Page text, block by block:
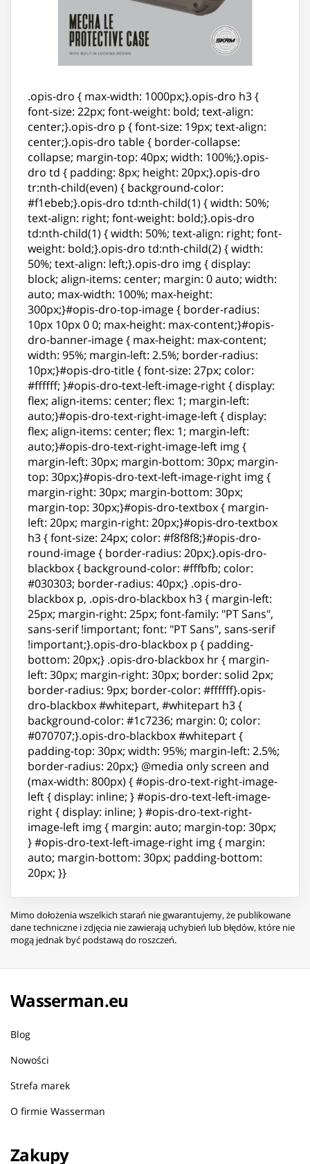
.opis-dro { max-width: 1000px;}.opis-dro h3 {
font-size: 22px; font-weight: bold; text-align:
center;}.opis-dro p { font-size: 19px; text-align:
center;}.opis-dro table { border-collapse:
collapse; margin-top: 40px; width: 100%;}.opis-
dro td { padding: 8px; height: 20px;}.opis-dro
tr:nth-child(even) { background-color:
#f1ebeb;}.opis-dro td:nth-child(1) { width: 50%;
text-align: right; font-weight: bold;}.opis-dro
td:nth-child(1) { width: 50%; text-align: right; font-
weight: bold;}.opis-dro td:nth-child(2) { width:
50%; text-align: left;}.opis-dro img { display:
block; align-items: center; margin: 0 auto; width:
auto; max-width: 100%; max-height:
300px;}#opis-dro-top-image { border-radius:
10px 10px 0 0; max-height: max-content;}#opis-
dro-banner-image { max-height: max-content;
width: 95%; margin-left: 2.5%; border-radius:
10px;}#opis-dro-title { font-size: 27px; color:
#ffffff; }#opis-dro-text-left-image-right { display:
flex; align-items: center; flex: 1; margin-left:
auto;}#opis-dro-text-right-image-left { display:
flex; align-items: center; flex: 1; margin-left:
auto;}#opis-dro-text-right-image-left img {
margin-left: 30px; margin-bottom: 30px; margin-
top: 30px;}#opis-dro-text-left-image-right img {
margin-right: 30px; margin-bottom: 30px;
margin-top: 30px;}#opis-dro-textbox { margin-
left: 20px; margin-right: 20px;}#opis-dro-textbox
h3 { font-size: 24px; color: #f8f8f8;}#opis-dro-
round-image { border-radius: 20px;}.opis-dro-
blackbox { background-color: #fffbfb; color:
#030303; border-radius: 40px;} .opis-dro-
blackbox p, .opis-dro-blackbox h3 { margin-left:
25px; margin-right: 25px; font-family: "PT Sans",
sans-serif !important; font: "PT Sans", sans-serif
!important;}.opis-dro-blackbox p { padding-
bottom: 20px;} .opis-dro-blackbox hr { margin-
left: 30px; margin-right: 30px; border: solid 2px;
border-radius: 9px; border-color: #ffffff}.opis-
dro-blackbox #whitepart, #whitepart h3 {
background-color: #1c7236; margin: 0; color:
#070707;}.opis-dro-blackbox #whitepart {
padding-top: 30px; width: 95%; margin-left: 2.5%;
border-radius: 20px;} @media only screen and
(max-width: 800px) { #opis-dro-text-right-image-
left { display: inline; } #opis-dro-text-left-image-
right { display: inline; } #opis-dro-text-right-
image-left img { margin: auto; margin-top: 30px;
} #opis-dro-text-left-image-right img { margin:
auto; margin-bottom: 30px; padding-bottom:
20px; }}
Mimo dołożenia wszelkich starań nie gwarantujemy, że publikowane
dane techniczne i zdjęcia nie zawierają uchybień lub błędów, które nie
mogą jednak być podstawą do roszczeń.
Wasserman.eu
Blog
Nowości
Strefa marek
O firmie Wasserman
Zakupy